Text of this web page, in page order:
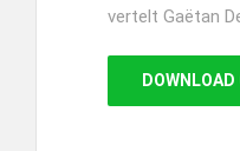
vertelt Gaëtan
DOWNLOAD